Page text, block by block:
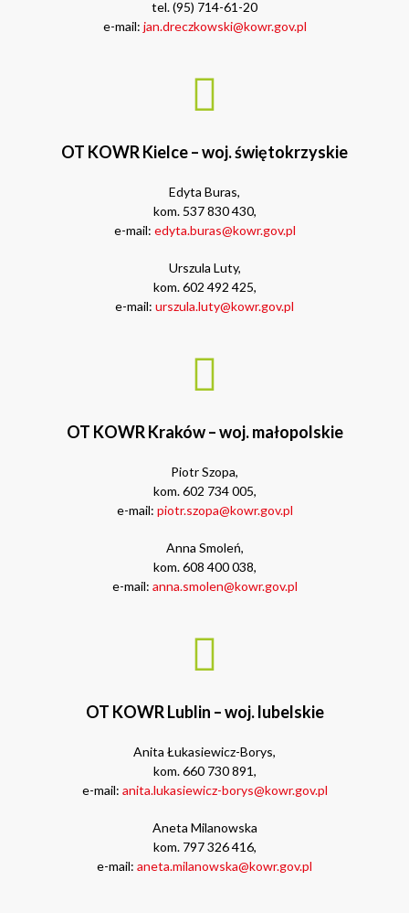
tel. (95) 714-61-20
e-mail: jan.dreczkowski@kowr.gov.pl
OT KOWR Kielce – woj. świętokrzyskie
Edyta Buras,
kom. 537 830 430,
e-mail: edyta.buras@kowr.gov.pl
Urszula Luty,
kom. 602 492 425,
e-mail: urszula.luty@kowr.gov.pl
OT KOWR Kraków – woj. małopolskie
Piotr Szopa,
kom. 602 734 005,
e-mail: piotr.szopa@kowr.gov.pl
Anna Smoleń,
kom. 608 400 038,
e-mail: anna.smolen@kowr.gov.pl
OT KOWR Lublin – woj. lubelskie
Anita Łukasiewicz-Borys,
kom. 660 730 891,
e-mail: anita.lukasiewicz-borys@kowr.gov.pl
Aneta Milanowska
kom. 797 326 416,
e-mail: aneta.milanowska@kowr.gov.pl